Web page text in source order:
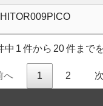
HITOR009PICO
中 1 件から 20 件まで
へ 1 2